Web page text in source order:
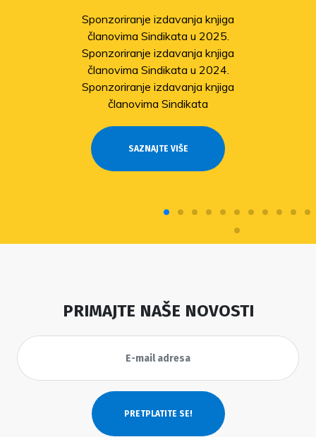
Sponzoriranje izdavanja knjiga
članovima Sindikata u 2025.
Sponzoriranje izdavanja knjiga
članovima Sindikata u 2024.
Sponzoriranje izdavanja knjiga
članovima Sindikata
SAZNAJTE VIŠE
PRIMAJTE NAŠE NOVOSTI